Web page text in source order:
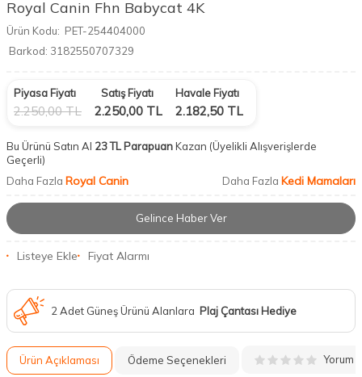
Royal Canin Fhn Babycat 4K
Ürün Kodu: PET-254404000
Barkod: 3182550707329
Piyasa Fiyatı
2.250,00TL
Satış Fiyatı
2.250,00 TL
Havale Fiyatı
2.182,50 TL
Bu Ürünü Satın Al 23 TL ParapuanKazan (Üyelikli Alışverişlerde
Geçerli)
Daha Fazla Royal Canin Daha Fazla Kedi Mamaları
Gelince Haber Ver
Listeye Ekle Fiyat Alarmı
2 Adet Güneş Ürünü Alanlara Plaj Çantası Hediye
Ürün Açıklaması Ödeme Seçenekleri Yorum